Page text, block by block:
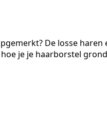
De losse
je je haarborstel